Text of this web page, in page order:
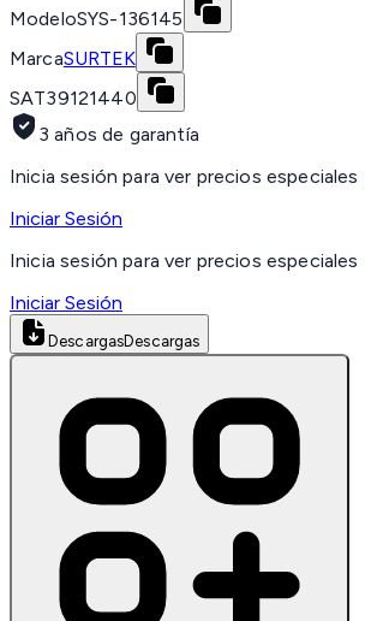
ModeloSYS-136145
MarcaSURTEK
SAT39121440
3 años de garantía
Inicia sesión para ver precios especiales
Iniciar Sesión
Inicia sesión para ver precios especiales
Iniciar Sesión
DescargasDescargas